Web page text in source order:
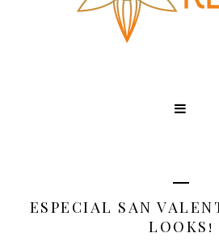
ESPECIAL SAN
LOOKS!